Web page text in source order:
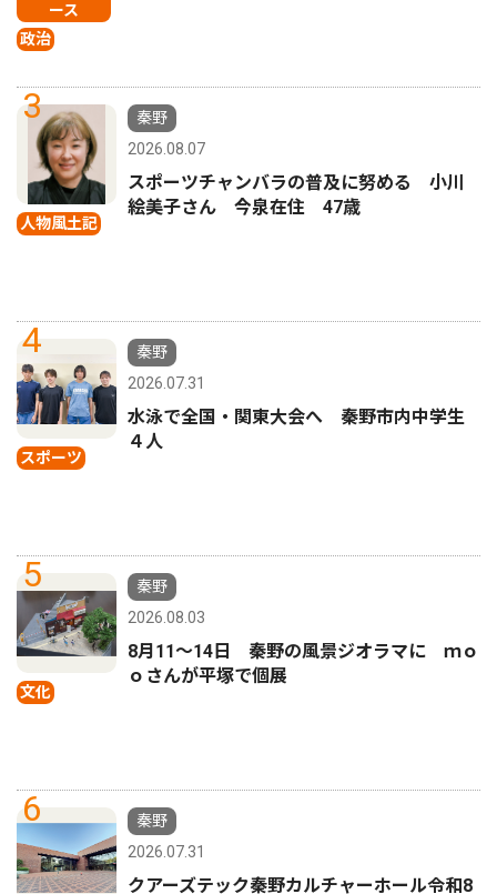
ース
政治
3
人物風土記
秦野
2026.08.07
スポーツチャンバラの普及に努める 小川
絵美子さん 今泉在住 47歳
4
スポーツ
秦野
2026.07.31
水泳で全国・関東大会へ 秦野市内中学生
４人
5
文化
秦野
2026.08.03
8月11〜14日 秦野の風景ジオラマに ｍｏ
ｏさんが平塚で個展
6
秦野
2026.07.31
クアーズテック秦野カルチャーホール令和8